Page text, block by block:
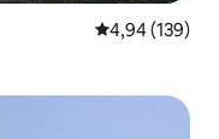
Prosječna
4,94 (139)